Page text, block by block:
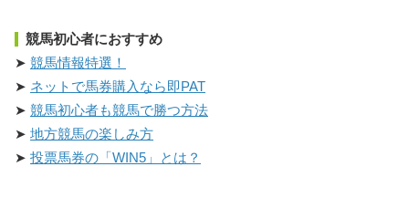
競馬初心者におすすめ
競馬情報特選！
ネットで馬券購入なら即PAT
競馬初心者も競馬で勝つ方法
地方競馬の楽しみ方
投票馬券の「WIN5」とは？